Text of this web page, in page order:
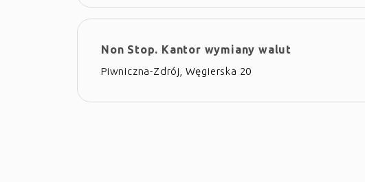
Non Stop. Kantor wymiany walut
Piwniczna-Zdrój, Węgierska 20